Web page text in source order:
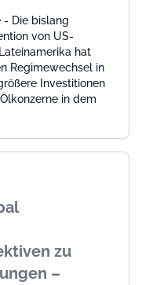
- Die bislang
von US-
hat
Regimewechsel in
Investitionen
in dem
zu
–